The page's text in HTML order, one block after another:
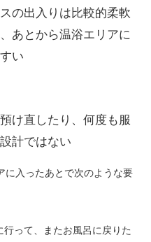
の出入りは比較的柔軟
あとから温浴エリアに
い
け直したり、何度も服
計ではない
に入ったあとで次のような要
行って、またお風呂に戻りた